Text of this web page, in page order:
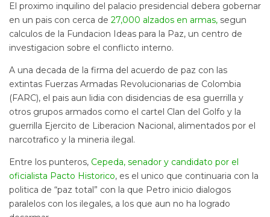
El proximo inquilino del palacio presidencial debera gobernar
en un pais con cerca de 27,000 alzados en armas, segun
calculos de la Fundacion Ideas para la Paz, un centro de
investigacion sobre el conflicto interno.
A una decada de la firma del acuerdo de paz con las
extintas Fuerzas Armadas Revolucionarias de Colombia
(FARC), el pais aun lidia con disidencias de esa guerrilla y
otros grupos armados como el cartel Clan del Golfo y la
guerrilla Ejercito de Liberacion Nacional, alimentados por el
narcotrafico y la mineria ilegal.
Entre los punteros, Cepeda, senador y candidato por el
oficialista Pacto Historico, es el unico que continuaria con la
politica de “paz total” con la que Petro inicio dialogos
paralelos con los ilegales, a los que aun no ha logrado